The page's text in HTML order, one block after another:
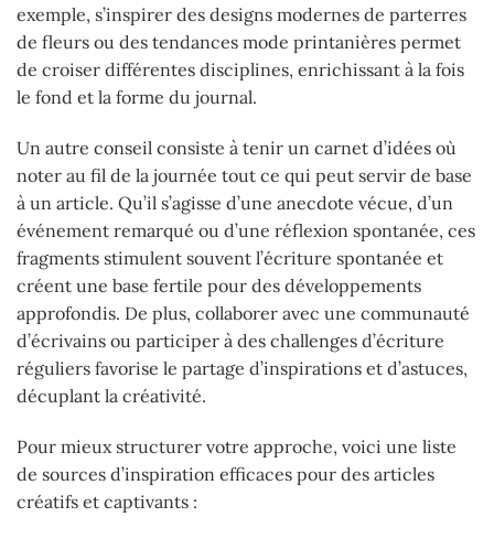
exemple, s’inspirer des designs modernes de parterres
de fleurs ou des tendances mode printanières permet
de croiser différentes disciplines, enrichissant à la fois
le fond et la forme du journal.
Un autre conseil consiste à tenir un carnet d’idées où
noter au fil de la journée tout ce qui peut servir de base
à un article. Qu’il s’agisse d’une anecdote vécue, d’un
événement remarqué ou d’une réflexion spontanée, ces
fragments stimulent souvent l’écriture spontanée et
créent une base fertile pour des développements
approfondis. De plus, collaborer avec une communauté
d’écrivains ou participer à des challenges d’écriture
réguliers favorise le partage d’inspirations et d’astuces,
décuplant la créativité.
Pour mieux structurer votre approche, voici une liste
de sources d’inspiration efficaces pour des articles
créatifs et captivants :